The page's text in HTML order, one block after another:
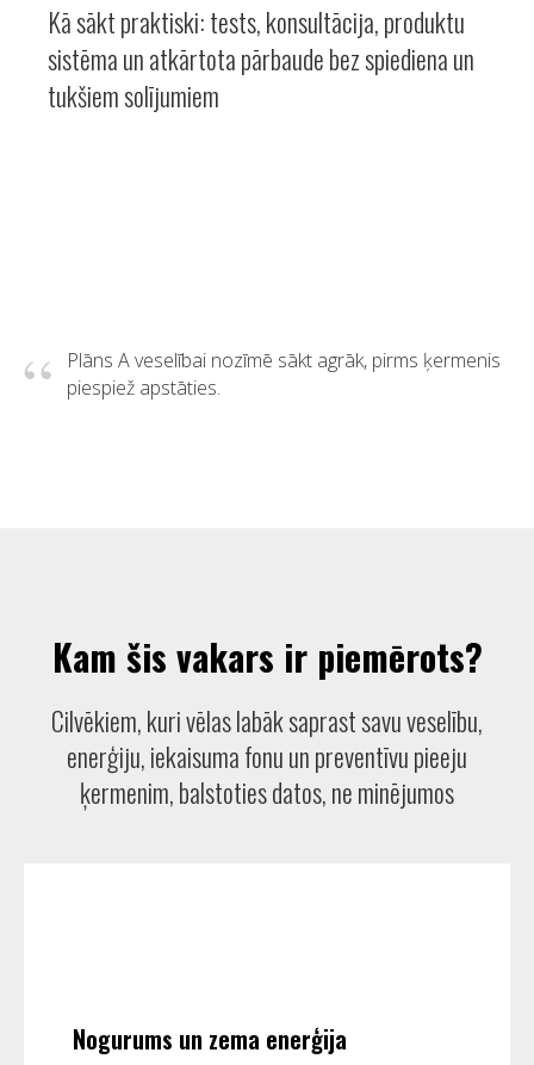
Kā sākt praktiski: tests, konsultācija, produktu
sistēma un atkārtota pārbaude bez spiediena un
tukšiem solījumiem
“
Plāns A veselībai nozīmē sākt agrāk, pirms ķermenis
piespiež apstāties.
Kam šis vakars ir piemērots?
Cilvēkiem, kuri vēlas labāk saprast savu veselību,
enerģiju, iekaisuma fonu un preventīvu pieeju
ķermenim, balstoties datos, ne minējumos
Nogurums un zema enerģija